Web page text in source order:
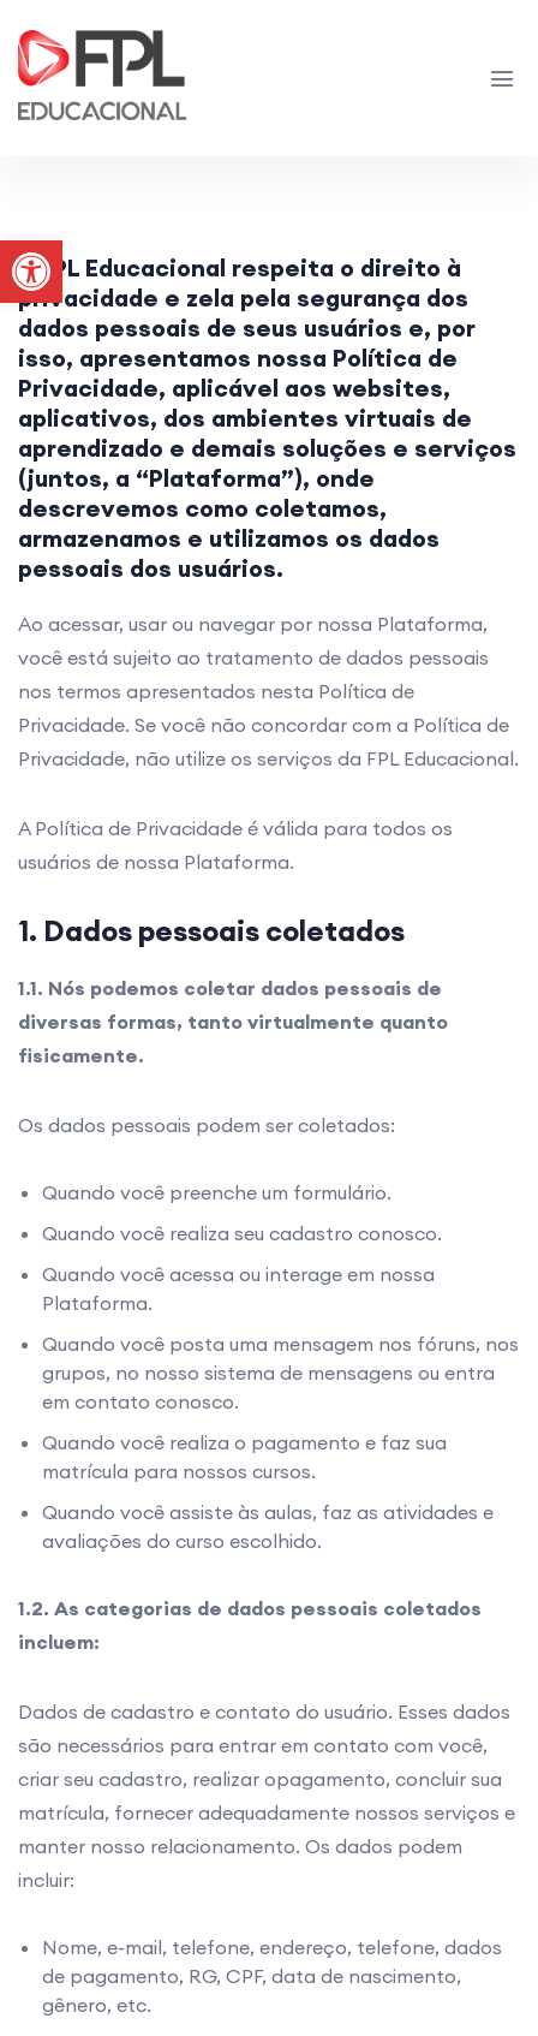
Abrir a barra de ferramentas
A FPL Educacional respeita o direito à
privacidade e zela pela segurança dos
dados pessoais de seus usuários e, por
isso, apresentamos nossa Política de
Privacidade, aplicável aos websites,
aplicativos, dos ambientes virtuais de
aprendizado e demais soluções e serviços
(juntos, a “Plataforma”), onde
descrevemos como coletamos,
armazenamos e utilizamos os dados
pessoais dos usuários.
Ao acessar, usar ou navegar por nossa Plataforma,
você está sujeito ao tratamento de dados pessoais
nos termos apresentados nesta Política de
Privacidade. Se você não concordar com a Política de
Privacidade, não utilize os serviços da FPL Educacional.
A Política de Privacidade é válida para todos os
usuários de nossa Plataforma.
1. Dados pessoais coletados
1.1. Nós podemos coletar dados pessoais de
diversas formas, tanto virtualmente quanto
fisicamente.
Os dados pessoais podem ser coletados:
Quando você preenche um formulário.
Quando você realiza seu cadastro conosco.
Quando você acessa ou interage em nossa
Plataforma.
Quando você posta uma mensagem nos fóruns, nos
grupos, no nosso sistema de mensagens ou entra
em contato conosco.
Quando você realiza o pagamento e faz sua
matrícula para nossos cursos.
Quando você assiste às aulas, faz as atividades e
avaliações do curso escolhido.
1.2. As categorias de dados pessoais coletados
incluem:
Dados de cadastro e contato do usuário. Esses dados
são necessários para entrar em contato com você,
criar seu cadastro, realizar opagamento, concluir sua
matrícula, fornecer adequadamente nossos serviços e
manter nosso relacionamento. Os dados podem
incluir:
Nome, e-mail, telefone, endereço, telefone, dados
de pagamento, RG, CPF, data de nascimento,
gênero, etc.